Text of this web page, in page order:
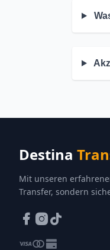
Destina
Mit unseren
Transfer, sondern